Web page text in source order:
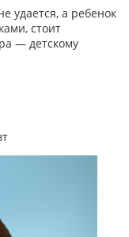
удается, а ребенок
стоит
— детскому